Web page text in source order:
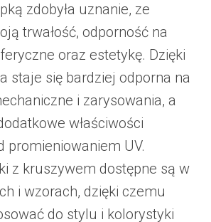
zdobyła uznanie, ze
trwałość, odporność na
oraz estetykę. Dzięki
staje się bardziej odporna na
i zarysowania, a
właściwości
promieniowaniem UV.
z kruszywem dostępne są w
i wzorach, dzięki czemu
do stylu i kolorystyki